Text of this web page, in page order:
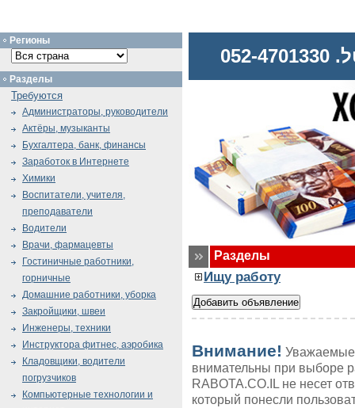
Разделы
Ищу работу
Внимание! Уважаемые
внимательны при выборе
RABOTA.CO.IL не несет
который понесли
Регионы
Разделы
Требуются
Администраторы, руководители
Актёры, музыканты
Бухгалтера, банк, финансы
Заработок в Интернете
Химики
Воспитатели, учителя,
преподаватели
Водители
Врачи, фармацевты
Гостиничные работники,
горничные
Домашние работники, уборка
Закройщики, швеи
Инженеры, техники
Инструктора фитнес, аэробика
Кладовщики, водители
погрузчиков
Компьютерные технологии и